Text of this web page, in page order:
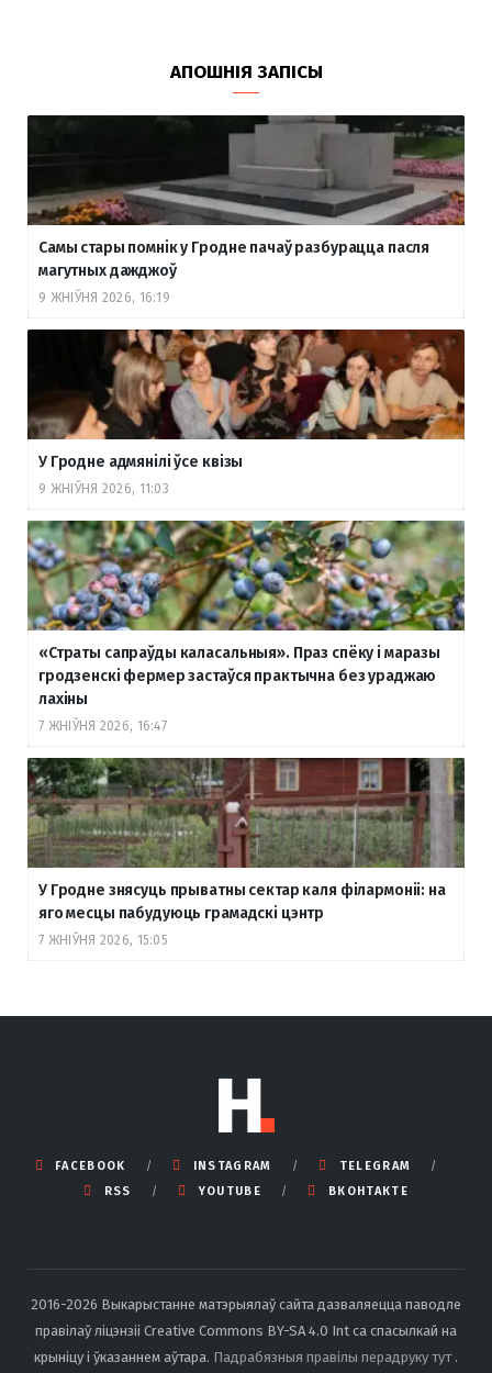
АПОШНІЯ ЗАПІСЫ
Самы стары помнік у Гродне пачаў разбурацца пасля
магутных дажджоў
9 ЖНІЎНЯ 2026, 16:19
У Гродне адмянілі ўсе квізы
9 ЖНІЎНЯ 2026, 11:03
«Страты сапраўды каласальныя». Праз спёку і маразы
гродзенскі фермер застаўся практычна без ураджаю
лахіны
7 ЖНІЎНЯ 2026, 16:47
У Гродне знясуць прыватны сектар каля філармоніі: на
яго месцы пабудуюць грамадскі цэнтр
7 ЖНІЎНЯ 2026, 15:05
FACEBOOK INSTAGRAM
TELEGRAM
RSS
YOUTUBE ВКОНТАКТЕ
2016-2026 Выкарыстанне матэрыялаў сайта дазваляецца паводле
правілаў ліцэнзіі Creative Commons BY-SA 4.0 Int са спасылкай на
крыніцу і ўказаннем аўтара. Падрабязныя правілы перадруку тут .